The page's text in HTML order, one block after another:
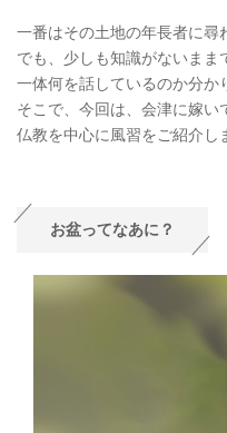
一番はその土地の年長者に尋
でも、少しも知識がないまま
一体何を話しているのか分か
そこで、今回は、会津に嫁い
仏教を中心に風習をご紹介し
お盆ってなあに？